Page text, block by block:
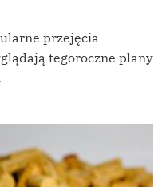
przejęcia
tegoroczne plany